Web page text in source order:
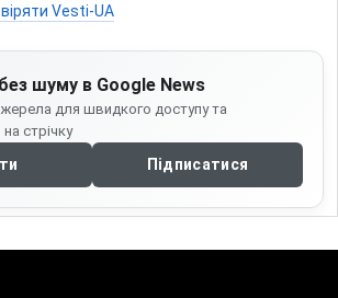
Vesti-UA
шуму в Google News
для швидкого доступу та
стрічку
Підписатися